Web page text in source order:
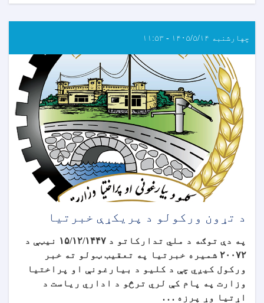
چهارشنبه ۱۴۰۵/۵/۱۴ - ۱۱:۵۳
د تړون ورکولو د پریکړې خبرتیا
په دې توګه د ملي تدارکاتو د ۱۵/۱۲/۱۴۴۷ نیټې د
۲۰۰۷۲ شمیره خبرتیا په تعقیب ټولو ته خبر
ورکول کیږي چې د کلیو د بیارغونې او پراختیا
وزارت په پام کې لري ترڅو د اداري ریاست د
اړتیا وړ پرزه . . .